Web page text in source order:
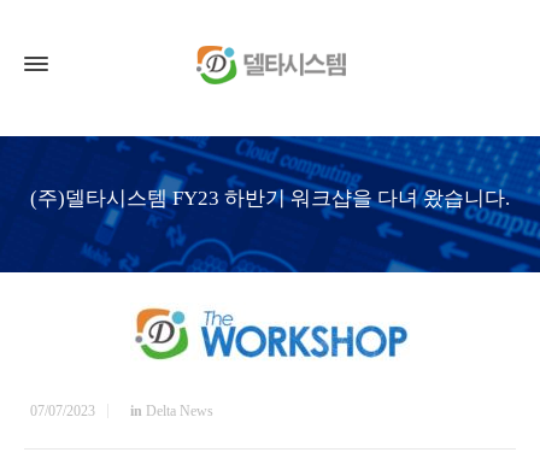
(주)델타시스템 FY23 하반기 워크샵을 다녀 왔습니다.
07/07/2023 in Delta News